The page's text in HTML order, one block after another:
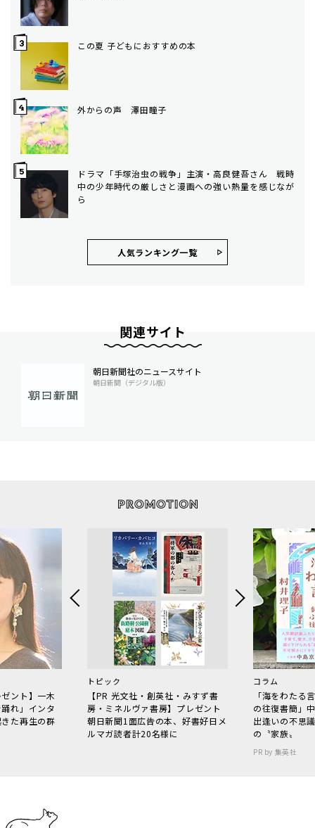
この夏 子どもにおすすめの本
外からの声 澤田瞳子
ドラマ「手塚治虫の戦争」主演・高良健吾さん 戦時
中の少年時代の厳しさと漫画への強い熱量を感じなが
ら
人気ランキング⼀覧
関連サイト
朝日新聞社のニュースサイト
朝日新聞（デジタル版）
ント】一木
れ」インタ
た再生の群
トピック
【PR 光文社・創英社・みすず書
房・ミネルヴァ書房】プレゼント
朝日新聞1面広告の本、好書好日メ
ルマガ読者計20名様に
コラム
「海をわた
の往復書簡」
出逢いの不思
の〝家族〟
PR by 集英社